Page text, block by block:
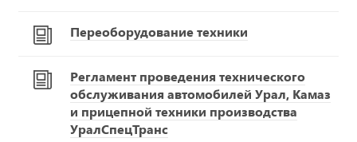
Переоборудование техники
Регламент проведения технического
обслуживания автомобилей Урал, Камаз
и прицепной техники производства
УралСпецТранс